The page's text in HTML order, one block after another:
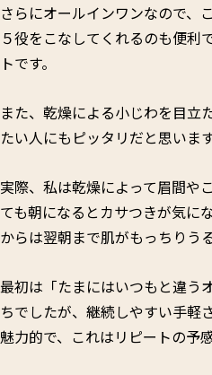
さらにオールインワンなので、
５役をこなしてくれるのも便利
トです。
また、乾燥による小じわを目立
たい人にもピッタリだと思います
実際、私は乾燥によって眉間や
ても朝になるとカサつきが気に
からは翌朝まで肌がもっちりう
最初は「たまにはいつもと違う
ちでしたが、継続しやすい手軽
魅力的で、これはリピートの予